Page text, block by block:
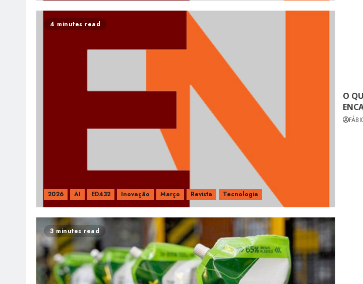
4 minutes read
2026 AI ED432 Inovação Março Revista Tecnologia
O
3 minutes read